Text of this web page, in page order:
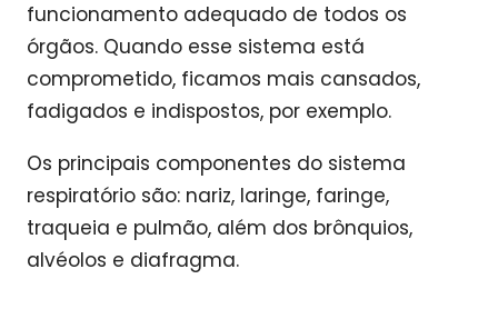
funcionamento adequado de todos os
órgãos. Quando esse sistema está
comprometido, ficamos mais cansados,
fadigados e indispostos, por exemplo.
Os principais componentes do sistema
respiratório são: nariz, laringe, faringe,
traqueia e pulmão, além dos brônquios,
alvéolos e diafragma.